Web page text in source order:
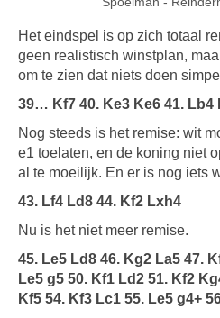
Het eindspel is op zich totaal
geen realistisch winstplan,
om te zien dat niets doen
39… Kf7 40. Ke3 Ke6 41. Lb4
Nog steeds is het remise: wit
e1 toelaten, en de koning niet
al te moeilijk. En er is nog iets
43. Lf4 Ld8 44. Kf2 Lxh4
Nu is het niet meer remise.
45. Le5 Ld8 46. Kg2 La5 47.
Le5 g5 50. Kf1 Ld2 51. Kf2
Kf5 54. Kf3 Lc1 55. Le5 g4+